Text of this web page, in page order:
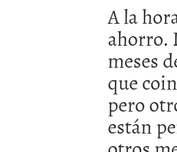
A la
ahorro.
meses
que
pero
están